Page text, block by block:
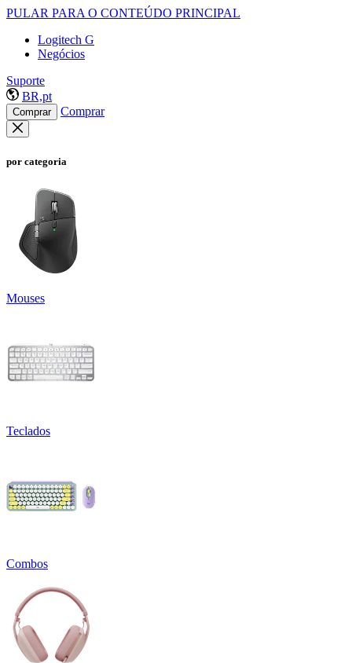
PULAR PARA O CONTEÚDO PRINCIPAL
Logitech G
Negócios
Suporte
BR,pt
Comprar Comprar
por categoria
Mouses
Teclados
Combos